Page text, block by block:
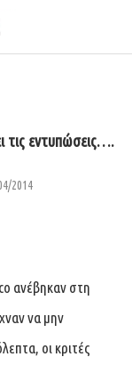
τις εντυπώσεις….
2014
ανέβηκαν στη
να μην
οι κριτές